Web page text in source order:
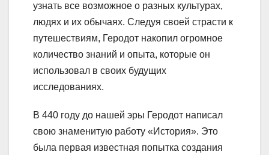
узнать все возможное о разных культурах,
людях и их обычаях. Следуя своей страсти к
путешествиям, Геродот накопил огромное
количество знаний и опыта, которые он
использовал в своих будущих
исследованиях.
В 440 году до нашей эры Геродот написал
свою знаменитую работу «История». Это
была первая известная попытка создания